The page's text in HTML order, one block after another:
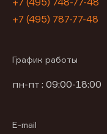
+7 (495) 787-77-48
График работы
пн-пт : 09:00-18:00
E-mail